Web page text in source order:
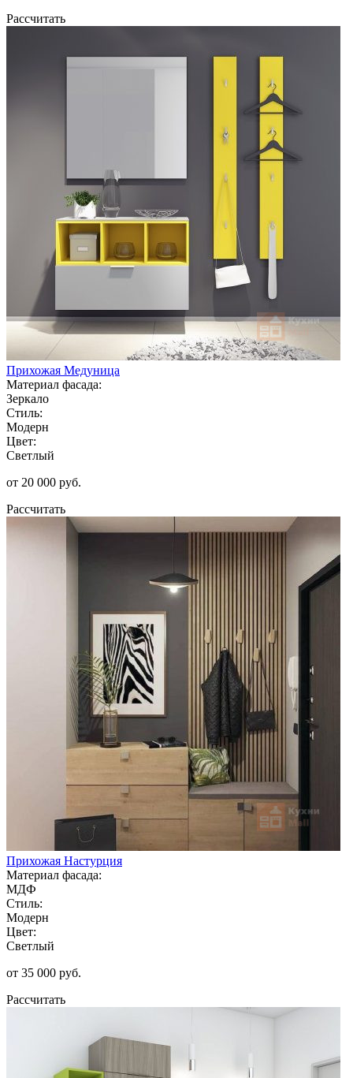
Рассчитать
Прихожая Медуница
Материал фасада:
Зеркало
Стиль:
Модерн
Цвет:
Светлый
от 20 000 руб.
Рассчитать
Прихожая Настурция
Материал фасада:
МДФ
Стиль:
Модерн
Цвет:
Светлый
от 35 000 руб.
Рассчитать